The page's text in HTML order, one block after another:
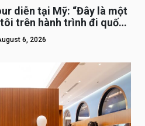
diễn tại Mỹ: “Đây là một
trên hành trình đi quốc
6, 2026